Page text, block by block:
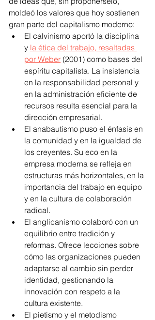
moldeó los valores que hoy sostienen
gran parte del capitalismo moderno:
El calvinismo aportó la disciplina
y la ética del trabajo, resaltadas
por Weber (2001) como bases del
espíritu capitalista. La insistencia
en la responsabilidad personal y
en la administración eficiente de
recursos resulta esencial para la
dirección empresarial.
El anabautismo puso el énfasis en
la comunidad y en la igualdad de
los creyentes. Su eco en la
empresa moderna se refleja en
estructuras más horizontales, en la
importancia del trabajo en equipo
y en la cultura de colaboración
radical.
El anglicanismo colaboró con un
equilibrio entre tradición y
reformas. Ofrece lecciones sobre
cómo las organizaciones pueden
adaptarse al cambio sin perder
identidad, gestionando la
innovación con respeto a la
cultura existente.
El pietismo y el metodismo